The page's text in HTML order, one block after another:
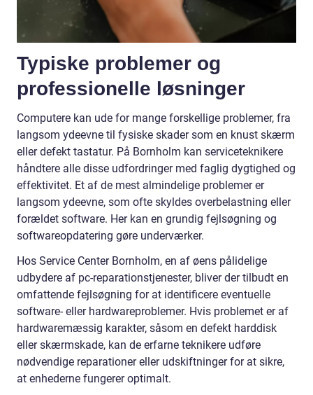
Typiske problemer og
professionelle løsninger
Computere kan ude for mange forskellige problemer, fra
langsom ydeevne til fysiske skader som en knust skærm
eller defekt tastatur. På Bornholm kan serviceteknikere
håndtere alle disse udfordringer med faglig dygtighed og
effektivitet. Et af de mest almindelige problemer er
langsom ydeevne, som ofte skyldes overbelastning eller
forældet software. Her kan en grundig fejlsøgning og
softwareopdatering gøre underværker.
Hos Service Center Bornholm, en af øens pålidelige
udbydere af pc-reparationstjenester, bliver der tilbudt en
omfattende fejlsøgning for at identificere eventuelle
software- eller hardwareproblemer. Hvis problemet er af
hardwaremæssig karakter, såsom en defekt harddisk
eller skærmskade, kan de erfarne teknikere udføre
nødvendige reparationer eller udskiftninger for at sikre,
at enhederne fungerer optimalt.